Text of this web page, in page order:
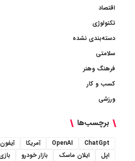
اقتصاد
تکنولوژی
دسته‌بندی نشده
سلامتی
فرهنگ وهنر
کسب و کار
ورزشی
برچسب‌ها
ChatGpt
OpenAI آمریکا آیفون
اپل
ایلان ماسک بازار خودرو